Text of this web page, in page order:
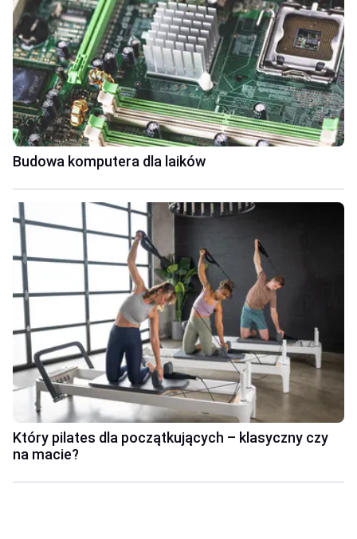
Budowa komputera dla laików
Który pilates dla początkujących – klasyczny czy
na macie?